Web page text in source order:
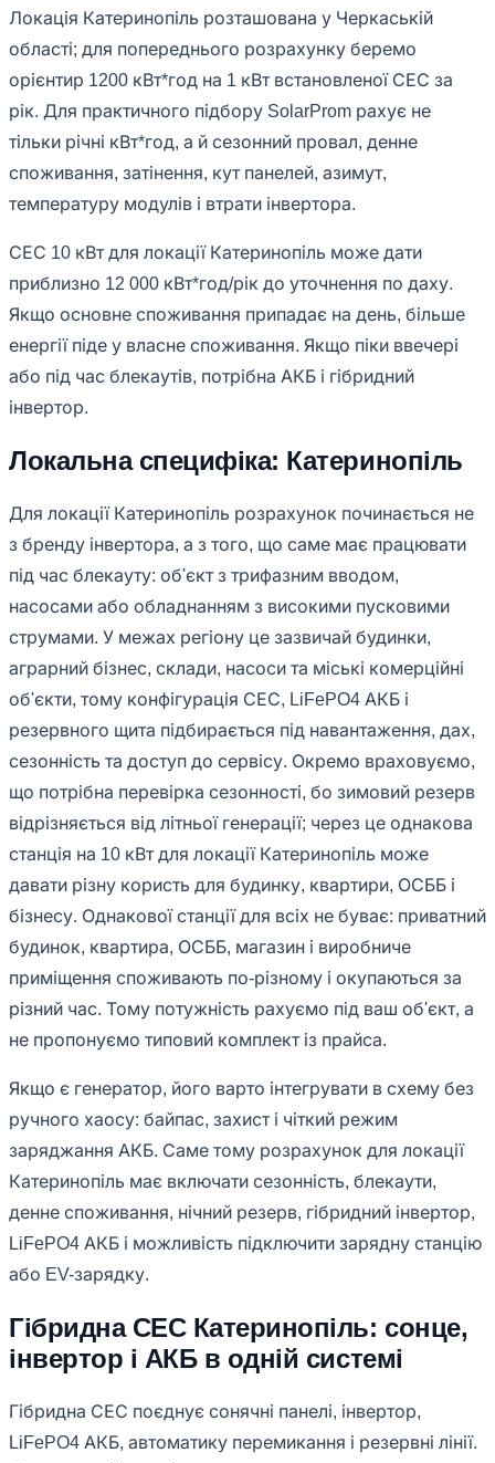
Локація Катеринопіль розташована у Черкаській
області; для попереднього розрахунку беремо
орієнтир 1200 кВт*год на 1 кВт встановленої СЕС за
рік. Для практичного підбору SolarProm рахує не
тільки річні кВт*год, а й сезонний провал, денне
споживання, затінення, кут панелей, азимут,
температуру модулів і втрати інвертора.
СЕС 10 кВт для локації Катеринопіль може дати
приблизно 12 000 кВт*год/рік до уточнення по даху.
Якщо основне споживання припадає на день, більше
енергії піде у власне споживання. Якщо піки ввечері
або під час блекаутів, потрібна АКБ і гібридний
інвертор.
Локальна специфіка: Катеринопіль
Для локації Катеринопіль розрахунок починається не
з бренду інвертора, а з того, що саме має працювати
під час блекауту: об'єкт з трифазним вводом,
насосами або обладнанням з високими пусковими
струмами. У межах регіону це зазвичай будинки,
аграрний бізнес, склади, насоси та міські комерційні
об'єкти, тому конфігурація СЕС, LiFePO4 АКБ і
резервного щита підбирається під навантаження, дах,
сезонність та доступ до сервісу. Окремо враховуємо,
що потрібна перевірка сезонності, бо зимовий резерв
відрізняється від літньої генерації; через це однакова
станція на 10 кВт для локації Катеринопіль може
давати різну користь для будинку, квартири, ОСББ і
бізнесу. Однакової станції для всіх не буває: приватний
будинок, квартира, ОСББ, магазин і виробниче
приміщення споживають по-різному і окупаються за
різний час. Тому потужність рахуємо під ваш об'єкт, а
не пропонуємо типовий комплект із прайса.
Якщо є генератор, його варто інтегрувати в схему без
ручного хаосу: байпас, захист і чіткий режим
заряджання АКБ. Саме тому розрахунок для локації
Катеринопіль має включати сезонність, блекаути,
денне споживання, нічний резерв, гібридний інвертор,
LiFePO4 АКБ і можливість підключити зарядну станцію
або EV-зарядку.
Гібридна СЕС Катеринопіль: сонце,
інвертор і АКБ в одній системі
Гібридна СЕС поєднує сонячні панелі, інвертор,
LiFePO4 АКБ, автоматику перемикання і резервні лінії.